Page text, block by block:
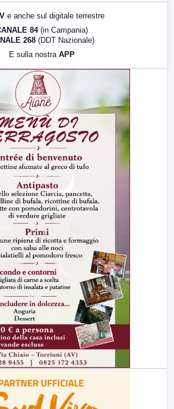
LabNews (replica)
e anche sul digitale terrestre
84 (in Campania)
268 (DDT Nazionale)
E sulla nostra APP